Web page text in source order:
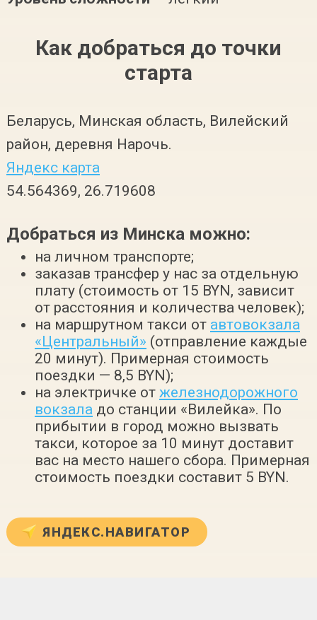
Как добраться до точки
старта
Беларусь, Минская область, Вилейский
район, деревня Нарочь.
Яндекс карта
54.564369, 26.719608
Добраться из Минска можно:
на личном транспорте;
заказав трансфер у нас за отдельную
плату (стоимость от 15 BYN, зависит
от расстояния и количества человек);
на маршрутном такси от автовокзала
«Центральный» (отправление каждые
20 минут). Примерная стоимость
поездки — 8,5 BYN);
на электричке от железнодорожного
вокзала до станции «Вилейка». По
прибытии в город можно вызвать
такси, которое за 10 минут доставит
вас на место нашего сбора. Примерная
стоимость поездки составит 5 BYN.
ЯНДЕКС.НАВИГАТОР